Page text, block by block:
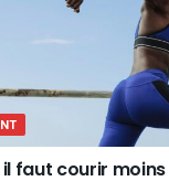
faut courir